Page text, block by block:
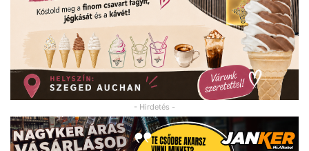
- Hirdetés -